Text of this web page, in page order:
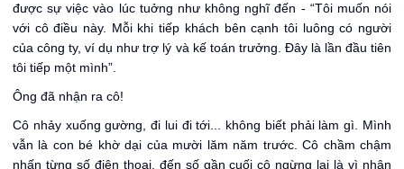
được sự việc vào lúc tuởng như không nghĩ đến - “Tôi muốn nói
với cô điều này. Mỗi khi tiếp khách bên cạnh tôi luông có người
của công ty, ví dụ như trợ lý và kế toán trưởng. Đây là lần đầu tiên
tôi tiếp một mình”.
Ông đã nhận ra cô!
Cô nhảy xuống gường, đi lui đi tới... không biết phải làm gì. Mình
vẫn là con bé khờ dại của mười lăm năm trước. Cô chầm chậm
nhấn từng số điện thoại, đến số gần cuối cô ngừng lại là vì nhận